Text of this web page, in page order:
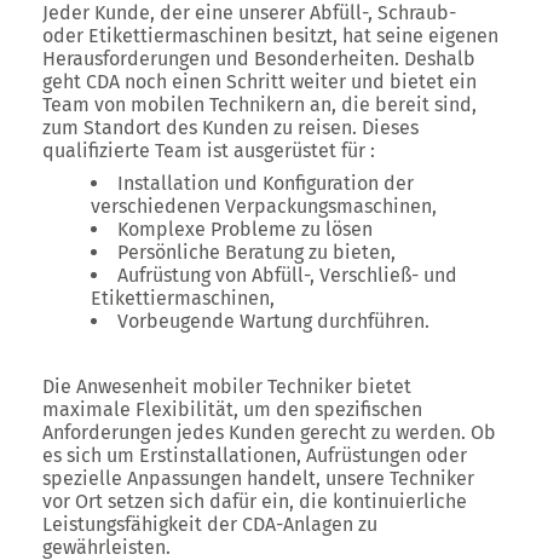
Jeder Kunde, der eine unserer Abfüll-, Schraub-
oder Etikettiermaschinen besitzt, hat seine eigenen
Herausforderungen und Besonderheiten. Deshalb
geht CDA noch einen Schritt weiter und bietet ein
Team von mobilen Technikern an, die bereit sind,
zum Standort des Kunden zu reisen. Dieses
qualifizierte Team ist ausgerüstet für :
Installation und Konfiguration der
verschiedenen Verpackungsmaschinen,
Komplexe Probleme zu lösen
Persönliche Beratung zu bieten,
Aufrüstung von Abfüll-, Verschließ- und
Etikettiermaschinen,
Vorbeugende Wartung durchführen.
Die Anwesenheit mobiler Techniker bietet
maximale Flexibilität, um den spezifischen
Anforderungen jedes Kunden gerecht zu werden. Ob
es sich um Erstinstallationen, Aufrüstungen oder
spezielle Anpassungen handelt, unsere Techniker
vor Ort setzen sich dafür ein, die kontinuierliche
Leistungsfähigkeit der CDA-Anlagen zu
gewährleisten.